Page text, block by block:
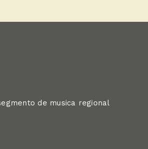
de musica regional